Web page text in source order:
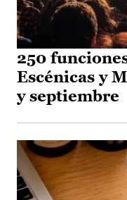
250
Escénicas y
y septiembre